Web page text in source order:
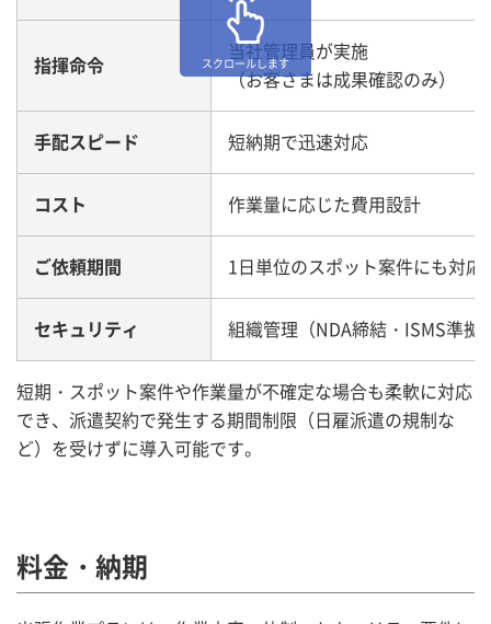
指揮命令
当社管理員が実施
（お客さまは成果確認のみ）
手配スピード 短納期で迅速対応
コスト 作業量に応じた費用設計
ご依頼期間 1日単位のスポット案件にも対応
セキュリティ 組織管理（NDA締結・ISMS準拠
スクロールします
短期・スポット案件や作業量が不確定な場合も柔軟に対応
でき、派遣契約で発生する期間制限（日雇派遣の規制な
ど）を受けずに導入可能です。
料金・納期